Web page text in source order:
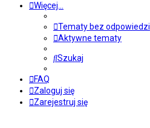
Więcej…
Tematy bez odpowiedzi
Aktywne tematy
Szukaj
FAQ
Zaloguj się
Zarejestruj się